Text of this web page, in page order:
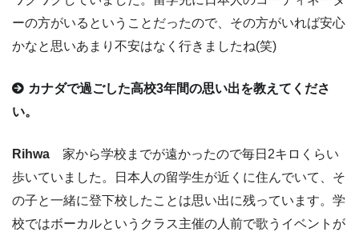
ーの方がいるということだったので、その方がいれば安心
かなと思いあまり不安はなく行きましたね(笑)
カナダで過ごした高校3年間の思い出を教えてくださ
い。
Rihwa 家から学校までが遠かったので毎日2キロくらい
歩いていました。日本人の留学生が近くに住んでいて、そ
の子と一緒に登下校したことは思い出に残っています。学
校ではボーカルというクラス主催の人前で歌うイベントが